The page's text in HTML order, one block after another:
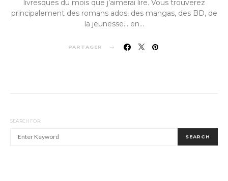
livresques du mois que j’aimerai lire. Vous trouverez
principalement des romans ados, des mangas, des BD, de
la jeunesse… en…
PARTAGER
SEARCH FOR:
SEARCH